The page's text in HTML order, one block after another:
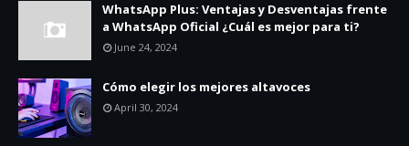
WhatsApp Plus: Ventajas y Desventajas frente
a WhatsApp Oficial ¿Cuál es mejor para ti?
June 24, 2024
Cómo elegir los mejores altavoces
April 30, 2024